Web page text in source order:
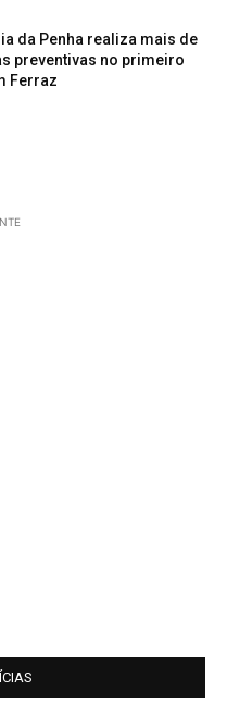
da Penha realiza mais de
preventivas no primeiro
Ferraz